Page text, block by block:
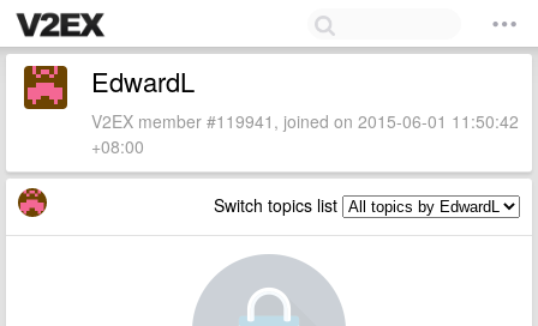
EdwardL
V2EX member #119941, joined on 2015-06-01 11:50:42
+08:00
Switch topics list